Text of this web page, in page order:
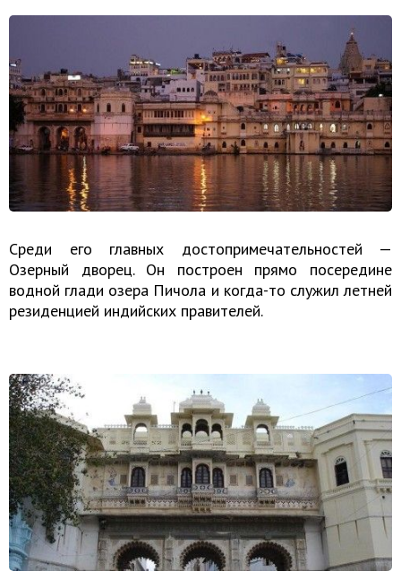
Среди его главных достопримечательностей —
Озерный дворец. Он построен прямо посередине
водной глади озера Пичола и когда-то служил летней
резиденцией индийских правителей.